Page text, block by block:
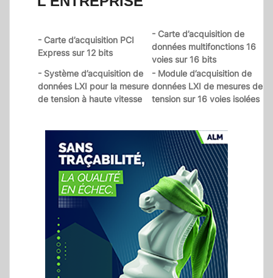
- Carte d’acquisition PCI
Express sur 12 bits
- Carte d’acquisition de
données multifonctions 16
voies sur 16 bits
- Système d’acquisition de
données LXI pour la mesure
de tension à haute vitesse
- Module d’acquisition de
données LXI de mesures de
tension sur 16 voies isolées